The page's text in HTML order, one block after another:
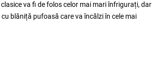
va fi de folos celor mai mari înfrigurați, dar
blăniță pufoasă care va încălzi în cele mai
somn.